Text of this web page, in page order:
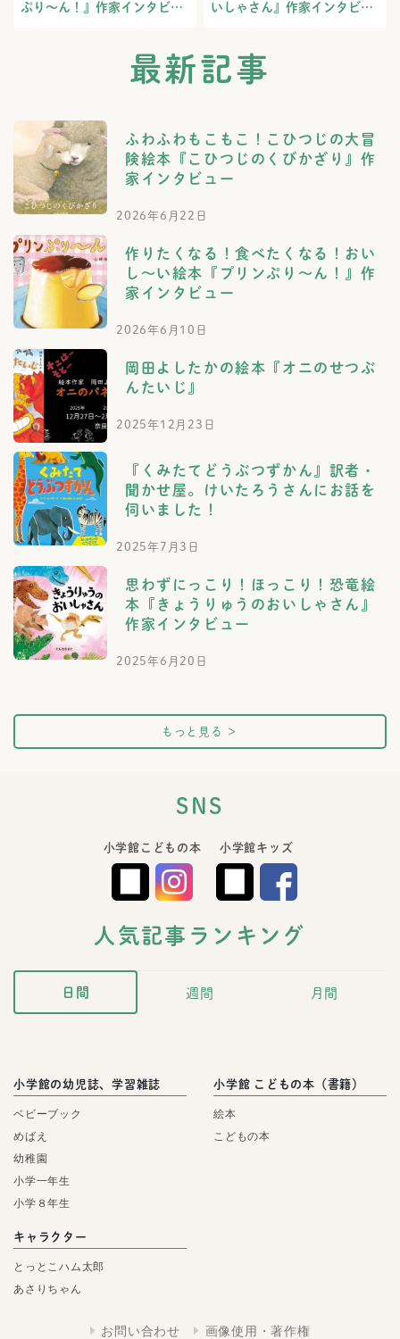
ぷり～ん！』作家インタビュ
いしゃさん』作家インタビュ
最新記事
ふわふわもこもこ！こひつじの大冒
険絵本『こひつじのくびかざり』作
家インタビュー
2026年6月22日
作りたくなる！食べたくなる！おい
し～い絵本『プリンぷり～ん！』作
家インタビュー
2026年6月10日
岡田よしたかの絵本『オニのせつぶ
んたいじ』
2025年12月23日
『くみたてどうぶつずかん』訳者・
聞かせ屋。けいたろうさんにお話を
伺いました！
2025年7月3日
思わずにっこり！ほっこり！恐竜絵
本『きょうりゅうのおいしゃさん』
作家インタビュー
2025年6月20日
もっと見る ＞
SNS
小学館こどもの本 小学館キッズ
人気記事ランキング
日間 週間 月間
小学館の幼児誌、学習雑誌
ベビーブック
めばえ
幼稚園
小学一年生
小学８年生
小学館 こどもの本（書籍）
絵本
こどもの本
キャラクター
とっとこハム太郎
あさりちゃん
お問い合わせ 画像使用・著作権